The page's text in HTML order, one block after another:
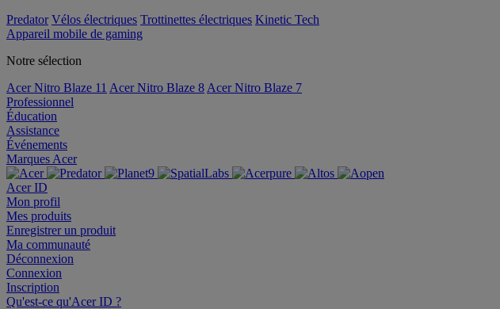
Predator Vélos électriques Trottinettes électriques Kinetic Tech
Appareil mobile de gaming
Notre sélection
Acer Nitro Blaze 11 Acer Nitro Blaze 8 Acer Nitro Blaze 7
Professionnel
Éducation
Assistance
Événements
Marques Acer
Acer ID
Mon profil
Mes produits
Enregistrer un produit
Ma communauté
Déconnexion
Connexion
Inscription
Qu'est-ce qu'Acer ID ?